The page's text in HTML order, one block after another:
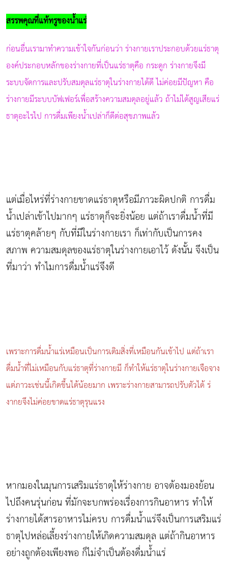
สรรพคุณที่แท้ทรูของน้ำแร่
ก่อนอื่นเรามาทำความเข้าใจกันก่อนว่า ร่างกายเราประกอบด้วยแร่ธาตุ
องค์ประกอบหลักของร่างกายที่เป็นแร่ธาตุคือ กระดูก ร่างกายจึงมี
ระบบจัดการและปรับสมดุลแร่ธาตุในร่างกายได้ดี ไม่ค่อยมีปัญหา คือ
ร่างกายมีระบบบัฟเฟอร์เพื่อสร้างความสมดุลอยู่แล้ว ถ้าไม่ได้สูญเสียแร่
ธาตุอะไรไป การดื่มเพียงน้ำเปล่าก็ดีต่อสุขภาพแล้ว
แต่เมื่อไหร่ที่ร่างกายขาดแร่ธาตุหรือมีภาวะผิดปกติ การดื่ม
น้ำเปล่าเข้าไปมากๆ แร่ธาตุก็จะยิ่งน้อย แต่ถ้าเราดื่มน้ำที่มี
แร่ธาตุคล้ายๆ กับที่มีในร่างกายเรา ก็เท่ากับเป็นการคง
สภาพ ความสมดุลของแร่ธาตุในร่างกายเอาไว้ ดังนั้น จึงเป็น
ที่มาว่า ทำไมการดื่มน้ำแร่จึงดี
เพราะการดื่มน้ำแร่เหมือนเป็นการเติมสิ่งที่เหมือนกันเข้าไป แต่ถ้าเรา
ดื่มน้ำที่ไม่เหมือนกับแร่ธาตุที่ร่างกายมี ก็ทำให้แร่ธาตุในร่างกายเจือจาง
แต่ภาวะเช่นนี้เกิดขึ้นได้น้อยมาก เพราะร่างกายสามารถปรับตัวได้ ร่
งากยจึงไม่ค่อยขาดแร่ธาตุรุนแรง
หากมองในมุนการเสริมแร่ธาตุให้ร่างกาย อาจต้องมองย้อน
ไปถึงคนรุ่นก่อน ที่มักจะบกพร่องเรื่องการกินอาหาร ทำให้
ร่างกายได้สารอาหารไม่ครบ การดื่มน้ำแร่จึงเป็นการเสริมแร่
ธาตุไปหล่อเลี้ยงร่างกายให้เกิดความสมดุล แต่ถ้ากินอาหาร
อย่างถูกต้องเพียงพอ ก็ไม่จำเป็นต้องดื่มน้ำแร่